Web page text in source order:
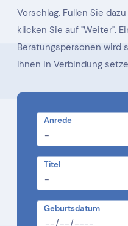
Vorschlag. Füllen Sie
klicken Sie auf "Weiter".
Beratungspersonen wird
Ihnen in Verbindung
Anrede
Titel
Geburtsdatum